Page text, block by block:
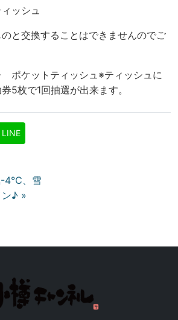
ッシュ
と交換することはできませんのでご
ポケットティッシュ※ティッシュに
5枚で1回抽選が出来ます。
LINE
-4℃、雪
ン♪ »